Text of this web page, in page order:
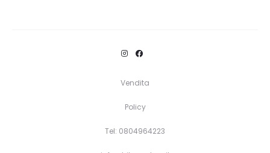
Vendita
Policy
Tel: 0804964223